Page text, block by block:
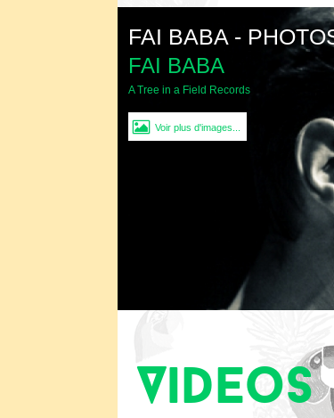
FAI BABA -
FAI BABA
A Tree in a Field Records
Voir plus d'images...
Videos